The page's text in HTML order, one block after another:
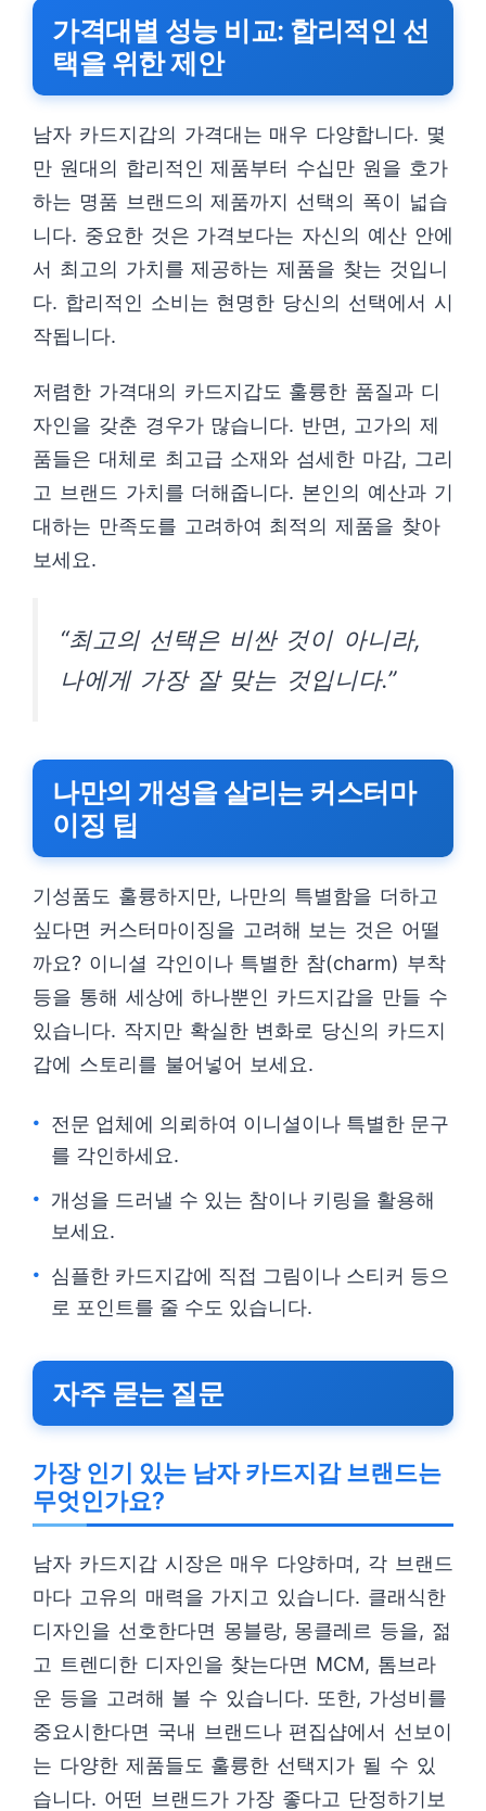
가격대별 성능 비교: 합리적인 선
택을 위한 제안
남자 카드지갑의 가격대는 매우 다양합니다. 몇
만 원대의 합리적인 제품부터 수십만 원을 호가
하는 명품 브랜드의 제품까지 선택의 폭이 넓습
니다. 중요한 것은 가격보다는 자신의 예산 안에
서 최고의 가치를 제공하는 제품을 찾는 것입니
다. 합리적인 소비는 현명한 당신의 선택에서 시
작됩니다.
저렴한 가격대의 카드지갑도 훌륭한 품질과 디
자인을 갖춘 경우가 많습니다. 반면, 고가의 제
품들은 대체로 최고급 소재와 섬세한 마감, 그리
고 브랜드 가치를 더해줍니다. 본인의 예산과 기
대하는 만족도를 고려하여 최적의 제품을 찾아
보세요.
“최고의 선택은 비싼 것이 아니라,
나에게 가장 잘 맞는 것입니다.”
나만의 개성을 살리는 커스터마
이징 팁
기성품도 훌륭하지만, 나만의 특별함을 더하고
싶다면 커스터마이징을 고려해 보는 것은 어떨
까요? 이니셜 각인이나 특별한 참(charm) 부착
등을 통해 세상에 하나뿐인 카드지갑을 만들 수
있습니다. 작지만 확실한 변화로 당신의 카드지
갑에 스토리를 불어넣어 보세요.
전문 업체에 의뢰하여 이니셜이나 특별한 문구
를 각인하세요.
개성을 드러낼 수 있는 참이나 키링을 활용해
보세요.
심플한 카드지갑에 직접 그림이나 스티커 등으
로 포인트를 줄 수도 있습니다.
자주 묻는 질문
가장 인기 있는 남자 카드지갑 브랜드는
무엇인가요?
남자 카드지갑 시장은 매우 다양하며, 각 브랜드
마다 고유의 매력을 가지고 있습니다. 클래식한
디자인을 선호한다면 몽블랑, 몽클레르 등을, 젊
고 트렌디한 디자인을 찾는다면 MCM, 톰브라
운 등을 고려해 볼 수 있습니다. 또한, 가성비를
중요시한다면 국내 브랜드나 편집샵에서 선보이
는 다양한 제품들도 훌륭한 선택지가 될 수 있
습니다. 어떤 브랜드가 가장 좋다고 단정하기보